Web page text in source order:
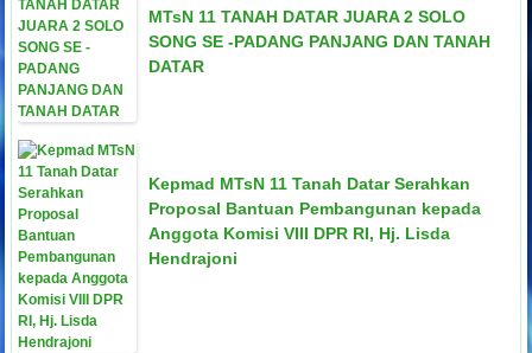
MTsN 11 TANAH DATAR JUARA 2 SOLO
SONG SE -PADANG PANJANG DAN TANAH
DATAR
Kepmad MTsN 11 Tanah Datar Serahkan
Proposal Bantuan Pembangunan kepada
Anggota Komisi VIII DPR RI, Hj. Lisda
Hendrajoni